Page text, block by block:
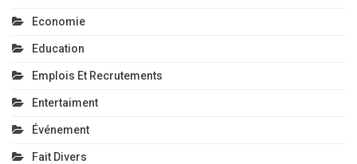
Economie
Education
Emplois Et Recrutements
Entertaiment
Événement
Fait Divers